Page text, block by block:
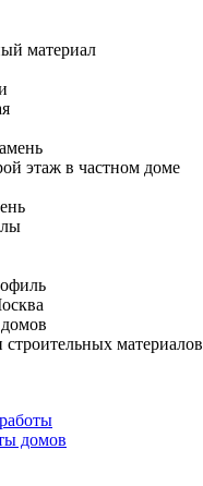
материал
этаж в частном доме
материалов
домов